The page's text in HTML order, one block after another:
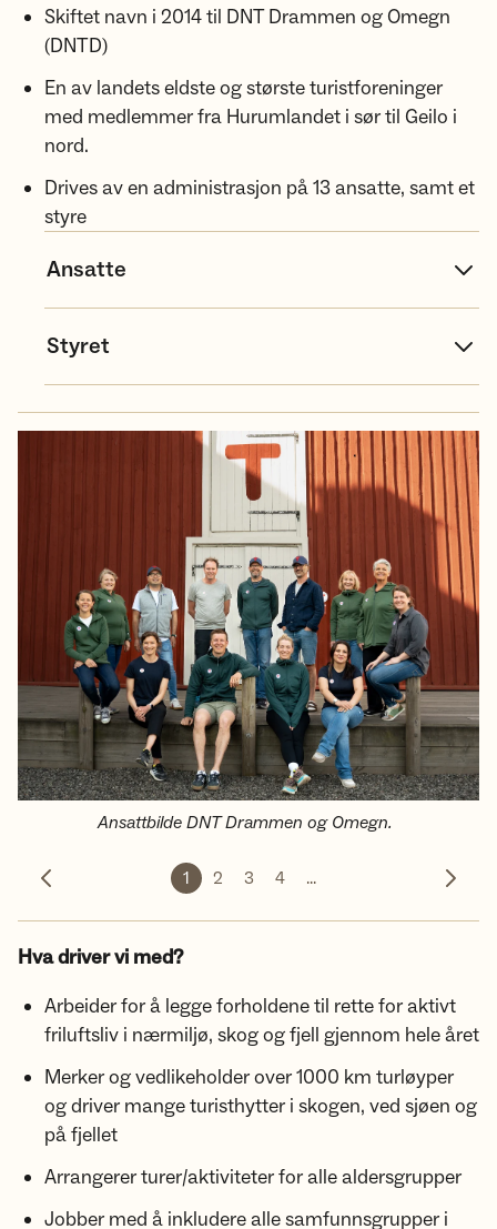
Skiftet navn i 2014 til DNT Drammen og Omegn
(DNTD)
En av landets eldste og største turistforeninger
med medlemmer fra Hurumlandet i sør til Geilo i
nord.​​​​
Drives av en administrasjon på 13 ansatte, samt et
styre
Ansatte
Styret
Ansattbilde DNT Drammen og Omegn.
Forrige bilde
1 2 3 4 ...
Hva driver vi med?
Arbeider for å legge forholdene til rette for aktivt
friluftsliv i nærmiljø, skog og fjell gjennom hele året
Merker og vedlikeholder over 1000 km turløyper
og driver mange turisthytter i skogen, ved sjøen og
på fjellet
Arrangerer turer/aktiviteter for alle aldersgrupper
Jobber med å inkludere alle samfunnsgrupper i